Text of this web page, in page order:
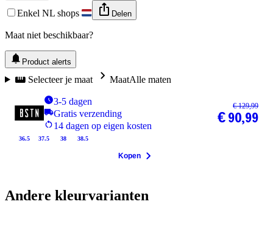
Enkel NL shops Delen
Maat niet beschikbaar?
Product alerts
Selecteer je maat MaatAlle maten
3-5 dagen
Gratis verzending
14 dagen op eigen kosten
36.5 37.5 38 38.5
€ 129,99
€ 90,99
Kopen
Andere kleurvarianten